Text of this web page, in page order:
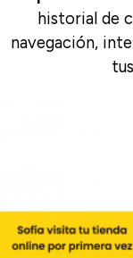
historial de
navegación,